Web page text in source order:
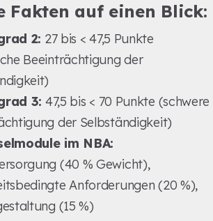
Fakten auf einen Blick:
2: 27 bis < 47,5 Punkte
Beeinträchtigung der
3: 47,5 bis < 70 Punkte (schwere
der Selbständigkeit)
im NBA:
(40 % Gewicht),
Anforderungen (20 %),
(15 %)